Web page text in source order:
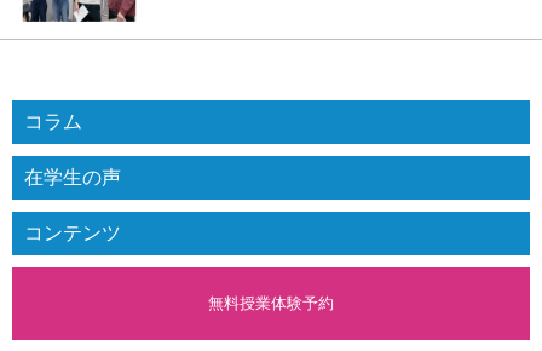
コラム
在学生の声
コンテンツ
無料授業体験予約